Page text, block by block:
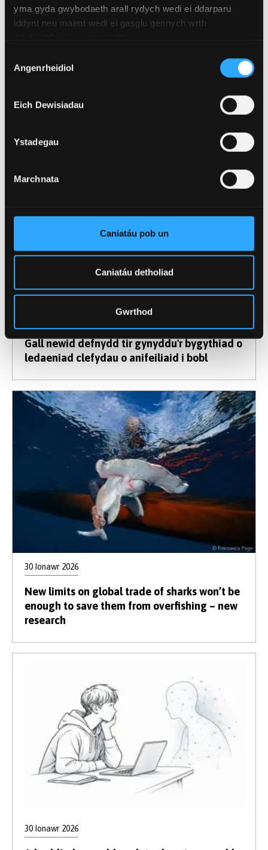
yma gyda gwybodaeth arall rydych wedi ei ddarparu
iddynt neu maent wedi ei gasglu gennych wrth
Caniatâd
Angenrheidiol
Eich Dewisiadau
Ystadegau
Marchnata
Caniatáu pob un
Caniatáu detholiad
Gwrthod
3 Chwefror 2026
Gorau’r Byd yn ôl TIME
Gall newid defnydd tir gynyddu'r bygythiad o
ledaeniad clefydau o anifeiliaid i bobl
30 Ionawr 2026
New limits on global trade of sharks won’t be
enough to save them from overfishing – new
research
30 Ionawr 2026